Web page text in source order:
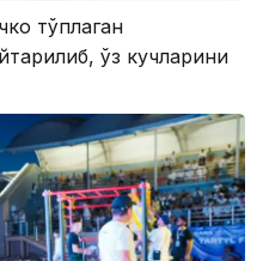
тўплаган
ўз кучларини